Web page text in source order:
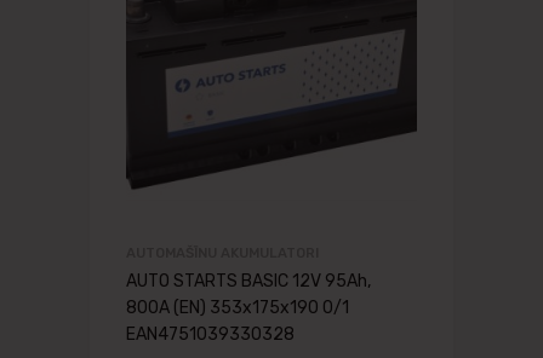
AUTO STARTS BASIC 12V 95Ah,
800A (EN) 353x175x190 0/1
EAN4751039330328